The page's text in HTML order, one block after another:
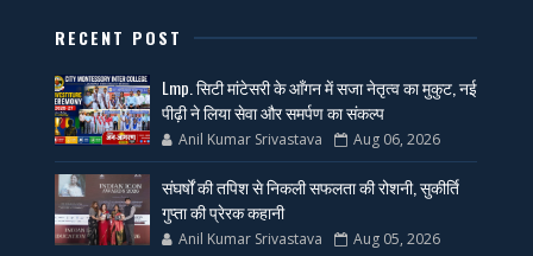
RECENT POST
Lmp. सिटी मांटेसरी के आँगन में सजा नेतृत्व का मुकुट, नई
पीढ़ी ने लिया सेवा और समर्पण का संकल्प
Anil Kumar Srivastava Aug 06, 2026
संघर्षों की तपिश से निकली सफलता की रोशनी, सुकीर्ति
गुप्ता की प्रेरक कहानी
Anil Kumar Srivastava Aug 05, 2026